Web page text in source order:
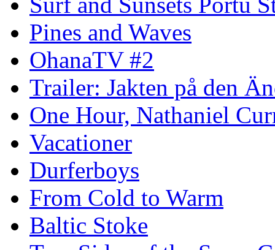
Pines and Waves
OhanaTV #2
Trailer: Jakten på den
One Hour, Nathaniel
Vacationer
Durferboys
From Cold to Warm
Baltic Stoke